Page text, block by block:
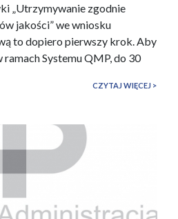
„Utrzymywanie zgodnie
jakości” we wniosku
to dopiero pierwszy krok. Aby
Systemu QMP, do 30
certyfikującą. NieCZYTAJ WIĘCEJ